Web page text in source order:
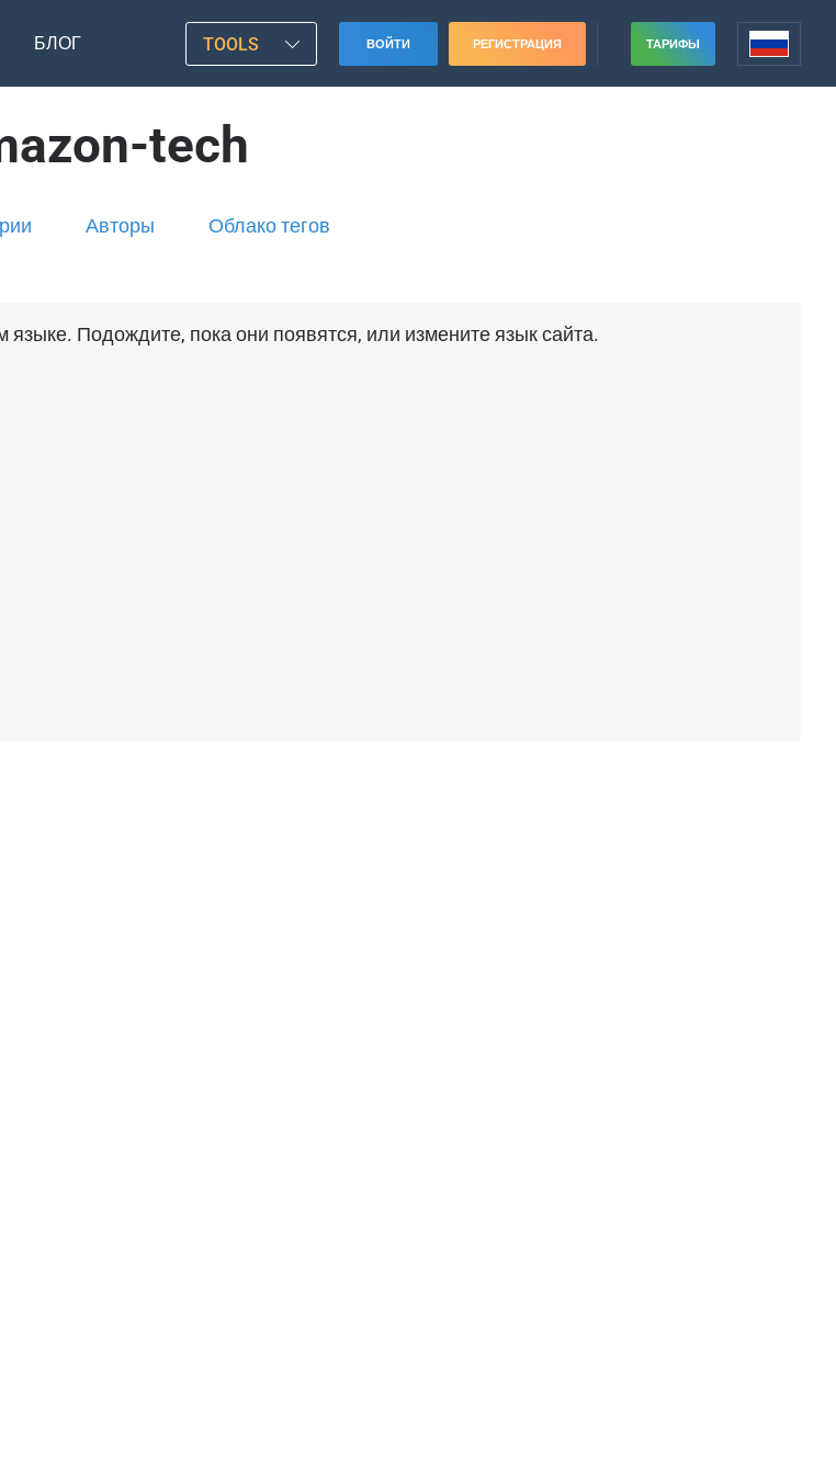
БЛОГ TOOLS ВОЙТИ РЕГИСТРАЦИЯ ТАРИФЫ
tech
Авторы Облако тегов